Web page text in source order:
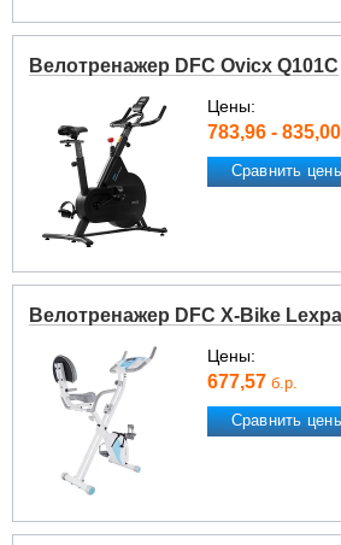
Велотренажер DFC Ovicx Q101C
Цены:
783,96 - 835,00
Сравнить
Велотренажер DFC X-Bike
Цены:
677,57 б.р.
Сравнить